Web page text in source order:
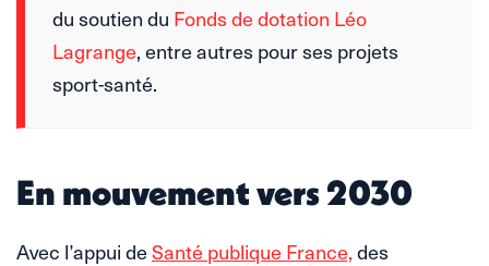
du soutien du Fonds de dotation Léo
Lagrange, entre autres pour ses projets
sport-santé.
En mouvement vers 2030
Avec l’appui deSanté publique France, des